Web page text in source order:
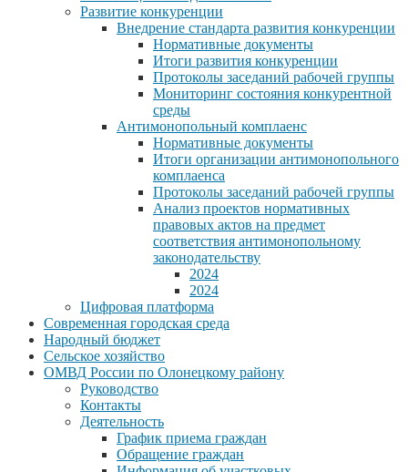
Развитие конкуренции
Внедрение стандарта развития конкуренции
Нормативные документы
Итоги развития конкуренции
Протоколы заседаний рабочей группы
Мониторинг состояния конкурентной
среды
Антимонопольный комплаенс
Нормативные документы
Итоги организации антимонопольного
комплаенса
Протоколы заседаний рабочей группы
Анализ проектов нормативных
правовых актов на предмет
соответствия антимонопольному
законодательству
2024
2024
Цифровая платформа
Современная городская среда
Народный бюджет
Сельское хозяйство
ОМВД России по Олонецкому району
Руководство
Контакты
Деятельность
График приема граждан
Обращение граждан